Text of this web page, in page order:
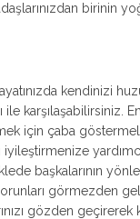
birinin
kendinizi
karşılaşabilirsiniz.
için çaba
iyileştirmenize
başkalarının
görmezden
gözden